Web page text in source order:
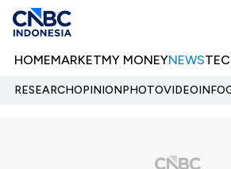
HOMEMARKETMY MONEYNEWS
RESEARCHOPINIONPHOTOVIDEO